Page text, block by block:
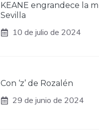
KEANE engrandece la
Sevilla
10 de julio de 2024
Con ‘z’ de Rozalén
29 de junio de 2024